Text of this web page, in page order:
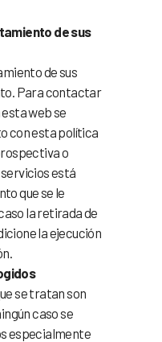
de sus
de sus
Para contactar
web se
con esta política
o
está
que se le
la retirada de
la ejecución
se tratan son
caso se
especialmente